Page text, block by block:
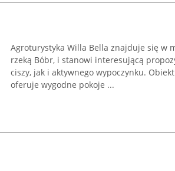
Agroturystyka Willa Bella znajduje się w
rzeką Bóbr, i stanowi interesującą
ciszy, jak i aktywnego wypoczynku.
oferuje wygodne pokoje ...